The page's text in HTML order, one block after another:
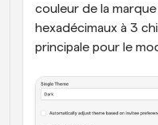
couleur de la
hexadécimaux à 3
principale pour le